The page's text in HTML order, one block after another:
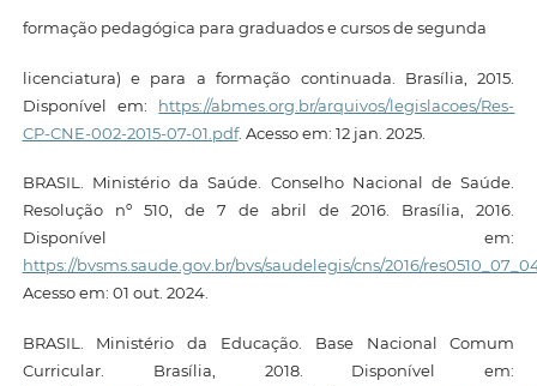
formação pedagógica para graduados e cursos de segunda
licenciatura) e para a formação continuada. Brasília, 2015.
Disponível em: https://abmes.org.br/arquivos/legislacoes/Res-
CP-CNE-002-2015-07-01.pdf. Acesso em: 12 jan. 2025.
BRASIL. Ministério da Saúde. Conselho Nacional de Saúde.
Resolução nº 510, de 7 de abril de 2016. Brasília, 2016.
Disponível em:
https://bvsms.saude.gov.br/bvs/saudelegis/cns/2016/
Acesso em: 01 out. 2024.
BRASIL. Ministério da Educação. Base Nacional Comum
Curricular. Brasília, 2018. Disponível em: